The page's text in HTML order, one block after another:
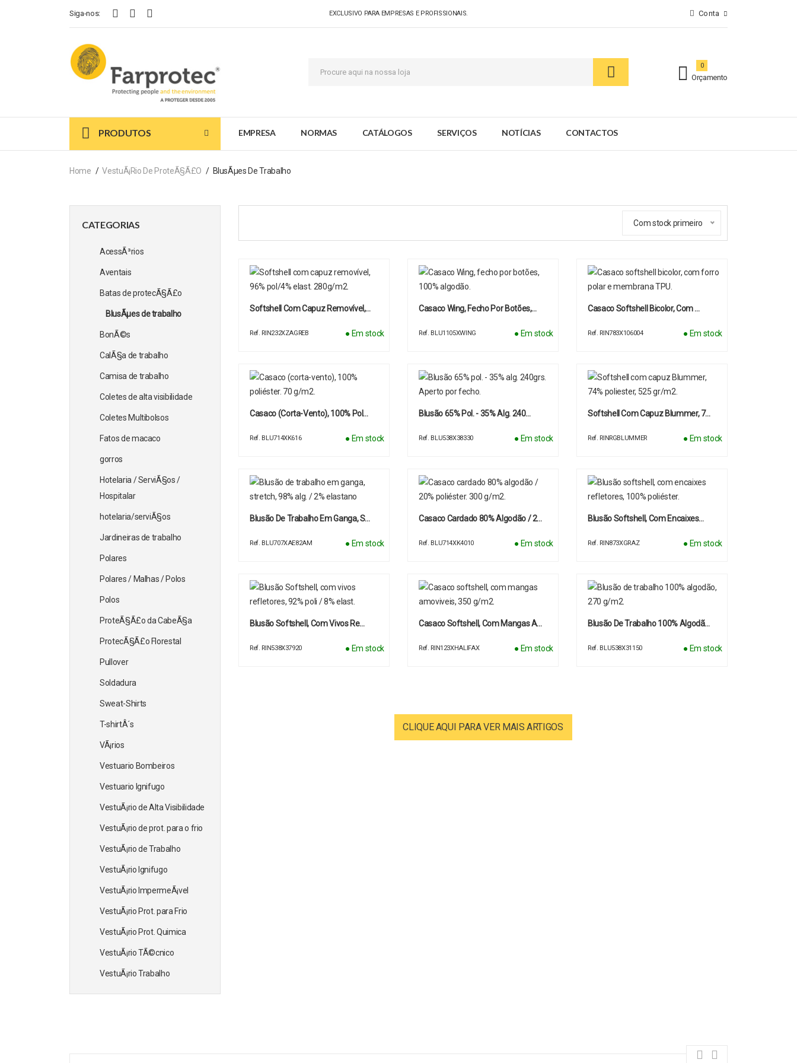
Siga-nos: EXCLUSIVO PARA EMPRESAS E PROFISSIONAIS. Conta
Orçamento
0
PRODUTOS EMPRESA NORMAS CATÁLOGOS SERVIÇOS NOTÍCIAS CONTACTOS
Home VestuÃ¡rio De ProteÃ§Ã£o BlusÃµes De Trabalho
CATEGORIAS
AcessÃ³rios
Aventais
Batas de protecÃ§Ã£o
BlusÃµes de trabalho
BonÃ©s
CalÃ§a de trabalho
Camisa de trabalho
Coletes de alta visibilidade
Coletes Multibolsos
Fatos de macaco
gorros
Hotelaria / ServiÃ§os /
Hospitalar
hotelaria/serviÃ§os
Jardineiras de trabalho
Polares
Polares / Malhas / Polos
Polos
ProteÃ§Ã£o da CabeÃ§a
ProtecÃ§Ã£o Florestal
Pullover
Soldadura
Sweat-Shirts
T-shirtÂ´s
VÃ¡rios
Vestuario Bombeiros
Vestuario Ignifugo
VestuÃ¡rio de Alta Visibilidade
VestuÃ¡rio de prot. para o frio
VestuÃ¡rio de Trabalho
VestuÃ¡rio Ignifugo
VestuÃ¡rio ImpermeÃ¡vel
VestuÃ¡rio Prot. para Frio
VestuÃ¡rio Prot. Quimica
VestuÃ¡rio TÃ©cnico
VestuÃ¡rio Trabalho
Com stock primeiro
Softshell Com Capuz Removível,…
Ref. RIN232XZAGREB ● Em stock
Casaco Wing, Fecho Por Botões,…
Ref. BLU1105XWING ● Em stock
Casaco Softshell Bicolor, Com …
Ref. RIN783X106004 ● Em stock
Casaco (corta-Vento), 100% Pol…
Ref. BLU714XK616 ● Em stock
Blusão 65% Pol. - 35% Alg. 240…
Ref. BLU538X38330 ● Em stock
Softshell Com Capuz Blummer, 7…
Ref. RINRGBLUMMER ● Em stock
Blusão De Trabalho Em Ganga, S…
Ref. BLU707XAE82AM ● Em stock
Casaco Cardado 80% Algodão / 2…
Ref. BLU714XK4010 ● Em stock
Blusão Softshell, Com Encaixes…
Ref. RIN873XGRAZ ● Em stock
Blusão Softshell, Com Vivos Re…
Ref. RIN538X37920 ● Em stock
Casaco Softshell, Com Mangas A…
Ref. RIN123XHALIFAX ● Em stock
Blusão De Trabalho 100% Algodã…
Ref. BLU538X31150 ● Em stock
CLIQUE AQUI PARA VER MAIS ARTIGOS